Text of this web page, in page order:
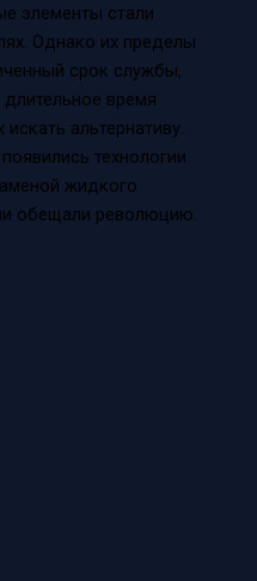
элементы стали
Однако их пределы
срок службы,
длительное время
альтернативу.
технологии
жидкого
обещали революцию.